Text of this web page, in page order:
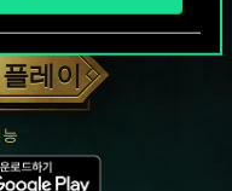
신가요?
레이